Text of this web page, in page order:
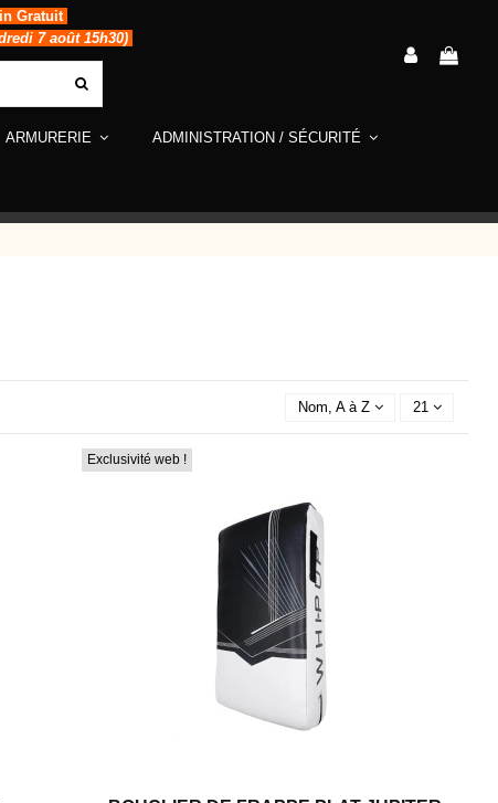
Gratuit
7 août 15h30)
ARMURERIE ADMINISTRATION / SÉCURITÉ
Nom, A à Z 21
Exclusivité web !